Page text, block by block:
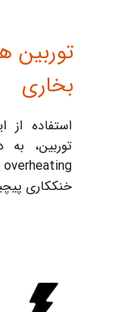
استفاده از
توربین،
خنککاری
توربین
بخاری